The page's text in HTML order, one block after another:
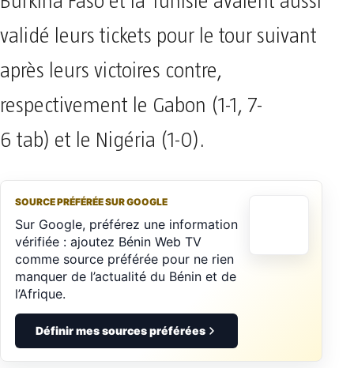
validé leurs tickets pour le tour suivant
après leurs victoires contre,
respectivement le Gabon (1-1, 7-
6 tab) et le Nigéria (1-0).
SOURCE PRÉFÉRÉE SUR GOOGLE
Sur Google, préférez une information
vérifiée : ajoutez Bénin Web TV
comme source préférée pour ne rien
manquer de l’actualité du Bénin et de
l’Afrique.
Définir mes sources préférées